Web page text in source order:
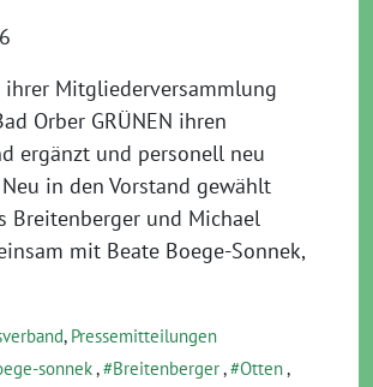
ihrer Mitgliederversammlung
Orber GRÜNEN ihren
ergänzt und personell neu
in den Vorstand gewählt
Breitenberger und Michael
mit Beate Boege-Sonnek,
, Pressemitteilungen
sonnek, Breitenberger, Otten,